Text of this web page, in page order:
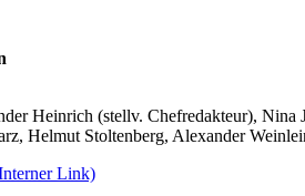
Heinrich (stellv. Chefredakteur), Nina
Helmut Stoltenberg, Alexander
Link)